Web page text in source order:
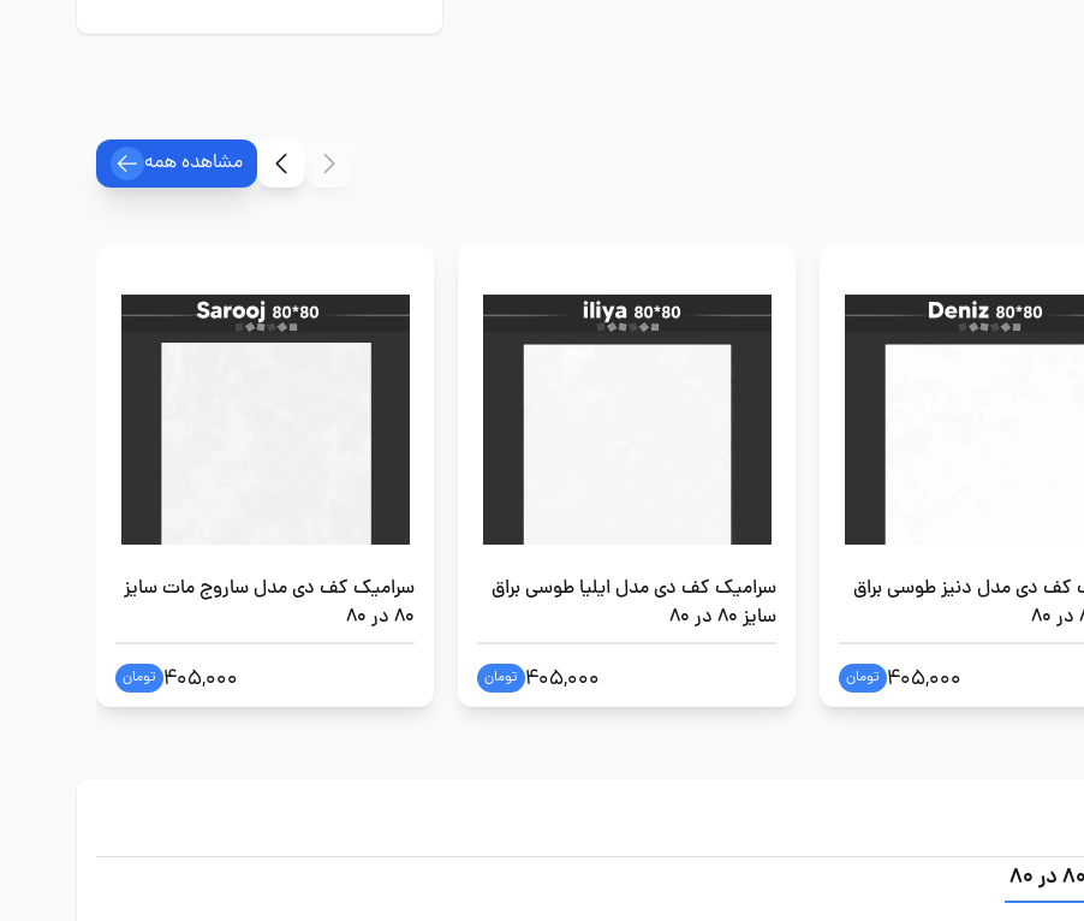
مشاهده همه
کف دی مدل دنیز طوسی براق
405,000 تومان
سرامیک کف دی مدل ایلیا طوسی براق
سایز 80 در 80
405,000 تومان
سرامیک کف دی مدل ساروج مات سایز
80 در 80
405,000 تومان